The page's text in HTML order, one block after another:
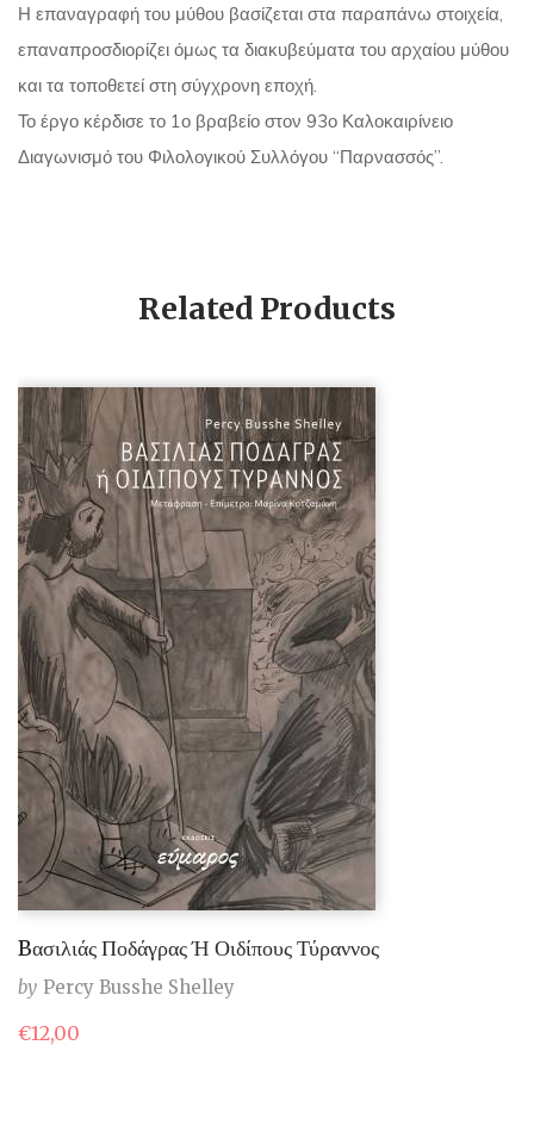
Η επαναγραφή του μύθου βασίζεται στα παραπάνω στοιχεία,
επαναπροσδιορίζει όμως τα διακυβεύματα του αρχαίου μύθου
και τα τοποθετεί στη σύγχρονη εποχή.
Το έργο κέρδισε το 1ο βραβείο στον 93ο Καλοκαιρίνειο
Διαγωνισμό του Φιλολογικού Συλλόγου “Παρνασσός”.
Related Products
Bασιλιάς Ποδάγρας Ή Οιδίπους Τύραννος
by Percy Busshe Shelley
€12,00